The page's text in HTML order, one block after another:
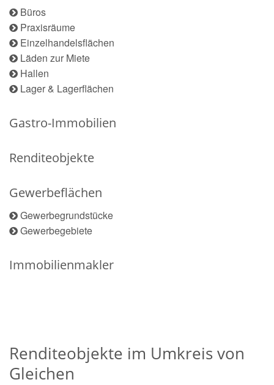
Büros
Praxisräume
Einzelhandelsflächen
Läden zur Miete
Hallen
Lager & Lagerflächen
Gastro-Immobilien
Renditeobjekte
Gewerbeflächen
Gewerbegrundstücke
Gewerbegebiete
Immobilienmakler
Renditeobjekte im Umkreis von
Gleichen